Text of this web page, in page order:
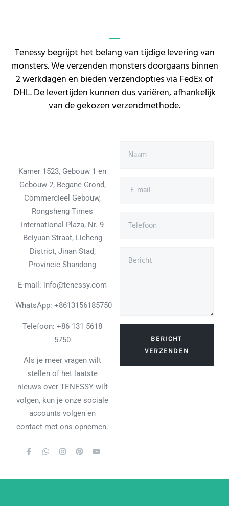
Tenessy begrijpt het belang van tijdige levering van
monsters. We verzenden monsters doorgaans binnen
2 werkdagen en bieden verzendopties via FedEx of
DHL. De levertijden kunnen dus variëren, afhankelijk
van de gekozen verzendmethode.
Kamer 1523, Gebouw 1 en
Gebouw 2, Begane Grond,
Commercieel Gebouw,
Rongsheng Times
International Plaza, Nr. 9
Beiyuan Straat, Licheng
District, Jinan Stad,
Provincie Shandong
E-mail: info@tenessy.com
WhatsApp: +8613156185750
Telefoon: +86 131 5618
5750
Als je meer vragen wilt
stellen of het laatste
nieuws over TENESSY wilt
volgen, kun je onze sociale
accounts volgen en
contact met ons opnemen.
BERICHT
VERZENDEN